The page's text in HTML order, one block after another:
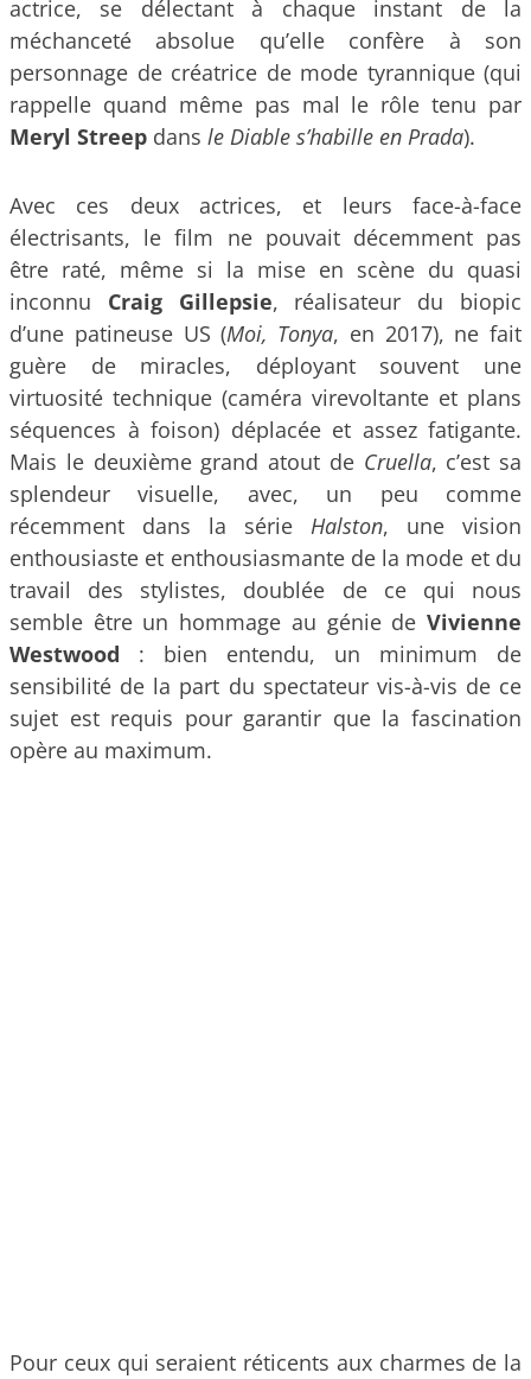
actrice, se délectant à chaque instant de la
méchanceté absolue qu’elle confère à son
personnage de créatrice de mode tyrannique (qui
rappelle quand même pas mal le rôle tenu par
Meryl Streep dans le Diable s’habille en Prada).
Avec ces deux actrices, et leurs face-à-face
électrisants, le film ne pouvait décemment pas
être raté, même si la mise en scène du quasi
inconnu Craig Gillepsie, réalisateur du biopic
d’une patineuse US (Moi, Tonya, en 2017), ne fait
guère de miracles, déployant souvent une
virtuosité technique (caméra virevoltante et plans
séquences à foison) déplacée et assez fatigante.
Mais le deuxième grand atout de Cruella, c’est sa
splendeur visuelle, avec, un peu comme
récemment dans la série Halston, une vision
enthousiaste et enthousiasmante de la mode et du
travail des stylistes, doublée de ce qui nous
semble être un hommage au génie de Vivienne
Westwood : bien entendu, un minimum de
sensibilité de la part du spectateur vis-à-vis de ce
sujet est requis pour garantir que la fascination
opère au maximum.
Pour ceux qui seraient réticents aux charmes de la